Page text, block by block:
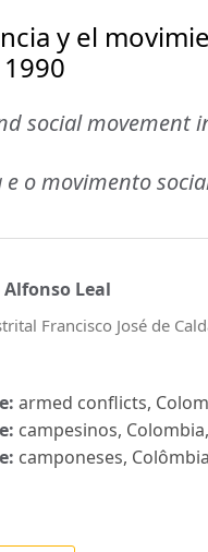
y el
social movement
o movimento
Leal
Francisco José de
armed conflicts,
campesinos,
camponeses,